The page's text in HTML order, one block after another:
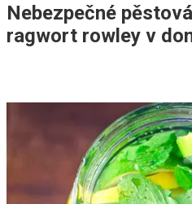
Nebezpečné
ragwort rowley v